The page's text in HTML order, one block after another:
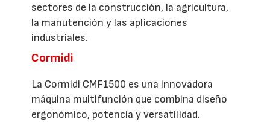
sectores de la construcción, la agricultura,
la manutención y las aplicaciones
industriales.
Cormidi
La Cormidi CMF1500 es una innovadora
máquina multifunción que combina diseño
ergonómico, potencia y versatilidad.